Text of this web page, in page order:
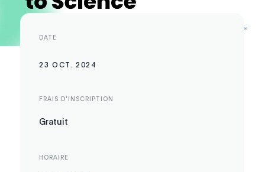
DATE
23 OCT. 2024
FRAIS D'INSCRIPTION
Gratuit
HORAIRE